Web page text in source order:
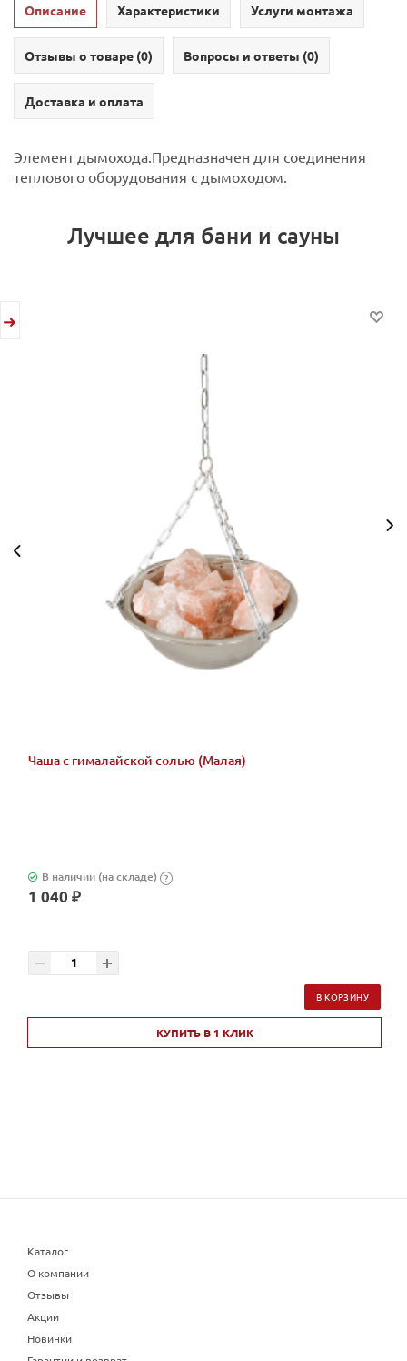
Описание Характеристики Услуги монтажа
Отзывы о товаре (0) Вопросы и ответы (0)
Доставка и оплата
Элемент дымохода.Предназначен для соединения
теплового оборудования с дымоходом.
Лучшее для бани и сауны
Чаша с гималайской солью (Малая)
В наличии (на складе) ?
1 040 ₽
В КОРЗИНУ
КУПИТЬ В 1 КЛИК
Каталог
О компании
Отзывы
Акции
Новинки